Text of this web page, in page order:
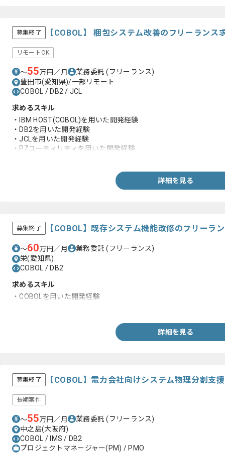
募集終了 【COBOL】 梱包システム改善のフリーランス
リモートOK
〜55万円／月 業務委託(フリーランス)
豊田市(愛知県)/一部リモート
COBOL / DB2 / JCL
求めるスキル
・IBM HOST(COBOL)を用いた開発経験
・DB2を用いた開発経験
・JCLを用いた開発経験
・PZユーティリティを用いた開発経験
詳細を見る
募集終了 【COBOL】既存システム機能改修のフリーラ
〜60万円／月 業務委託(フリーランス)
栄(愛知県)
COBOL / DB2
求めるスキル
・COBOLを用いた開発経験
詳細を見る
募集終了 【COBOL】電力会社向けシステム物理分割支
長期案件
〜55万円／月 業務委託(フリーランス)
中之島(大阪府)
COBOL / IMS / DB2
プロジェクトマネージャー(PM) / PMO